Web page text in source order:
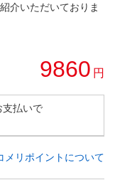
介いただいておりま
9860 円
支払いで
メリポイントについて